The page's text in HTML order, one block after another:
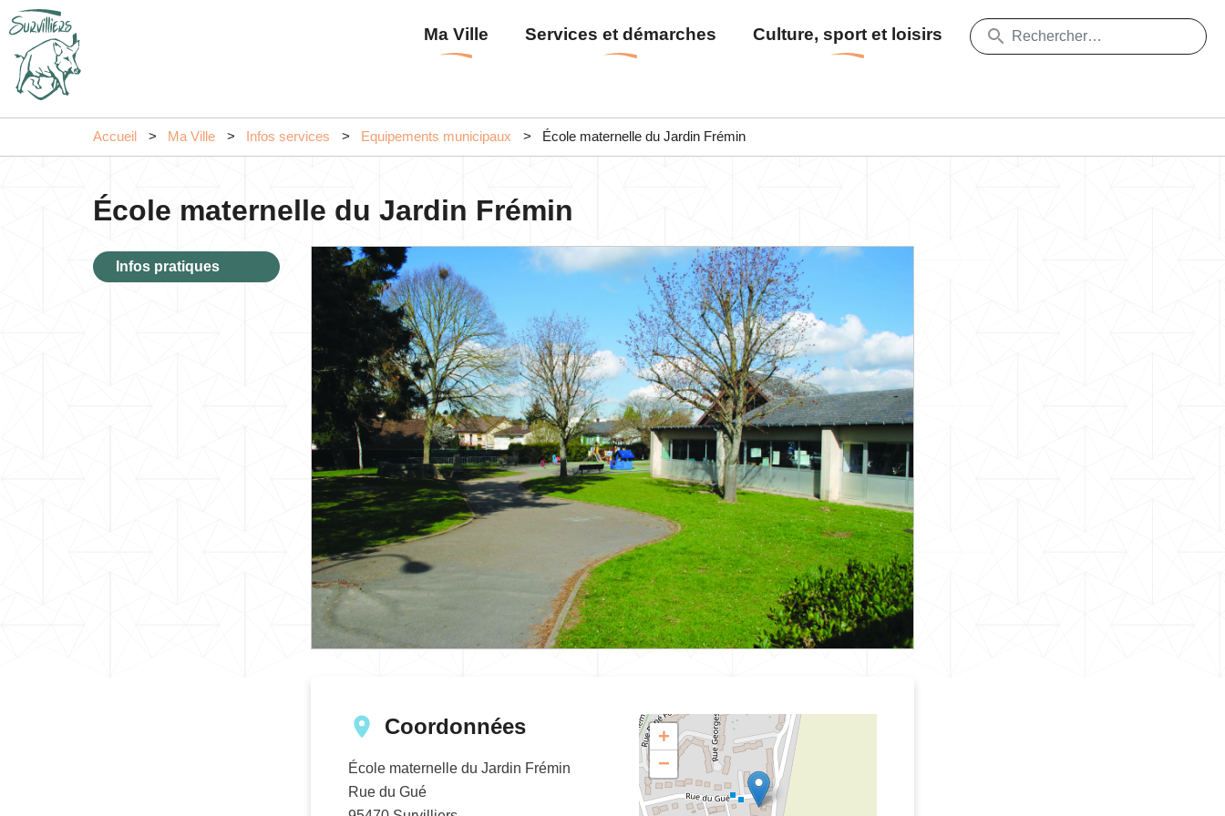
au
contenu
Menu
principal
Ma Ville Services et démarches Culture, sport et loisirs
Accueil Ma Ville Infos services Equipements municipaux École maternelle du Jardin Frémin
École maternelle du Jardin Frémin
Infos pratiques
Coordonnées
École maternelle du Jardin Frémin
Rue du Gué
+
−